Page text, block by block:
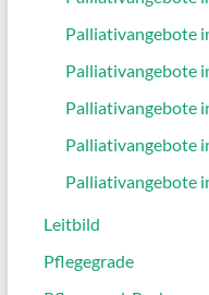
Palliativangebote
Palliativangebote
Palliativangebote
Palliativangebote
Palliativangebote
Leitbild
Pflegegrade